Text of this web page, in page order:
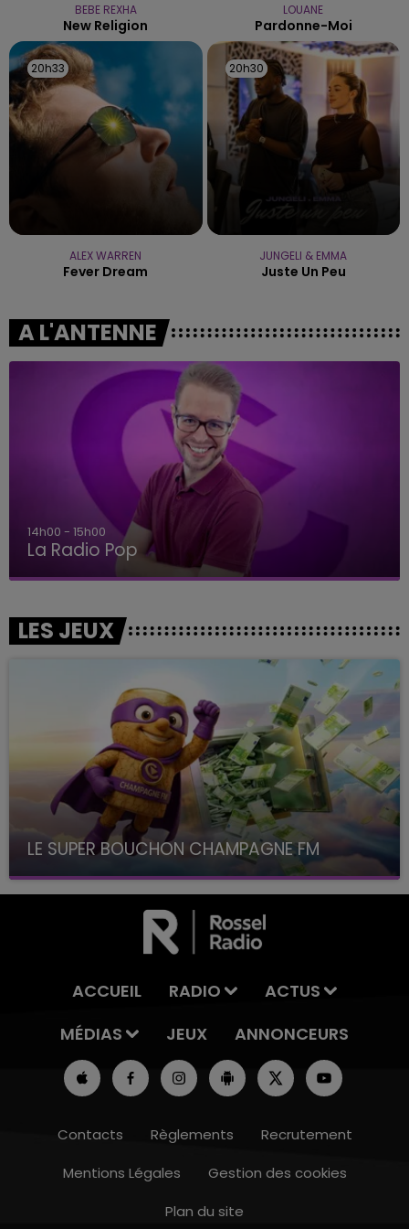
10h00 - 14h00
BEBE REXHA
New Religion
LOUANE
Pardonne-Moi
20h33
20h33
ALEX WARREN
Fever Dream
20h30
20h30
JUNGELI & EMMA
Juste Un Peu
A L'ANTENNE
14h00 - 15h00
La Radio Pop
LES JEUX
LE SUPER BOUCHON CHAMPAGNE FM
avec La Famille Champagne FM, à 8H10
ACCUEIL RADIO
ACTUS
MÉDIAS
JEUX ANNONCEURS
Contacts Règlements
Recrutement
Mentions Légales
Gestion des cookies
Plan du site